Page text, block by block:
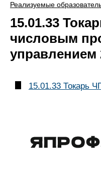
Реализуемые
15.01.33
числовым
управлением
15.01.33 Токарь